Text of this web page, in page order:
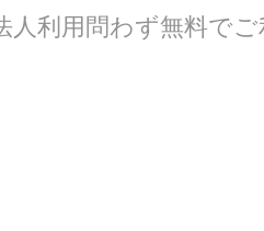
人利用問わず無料で